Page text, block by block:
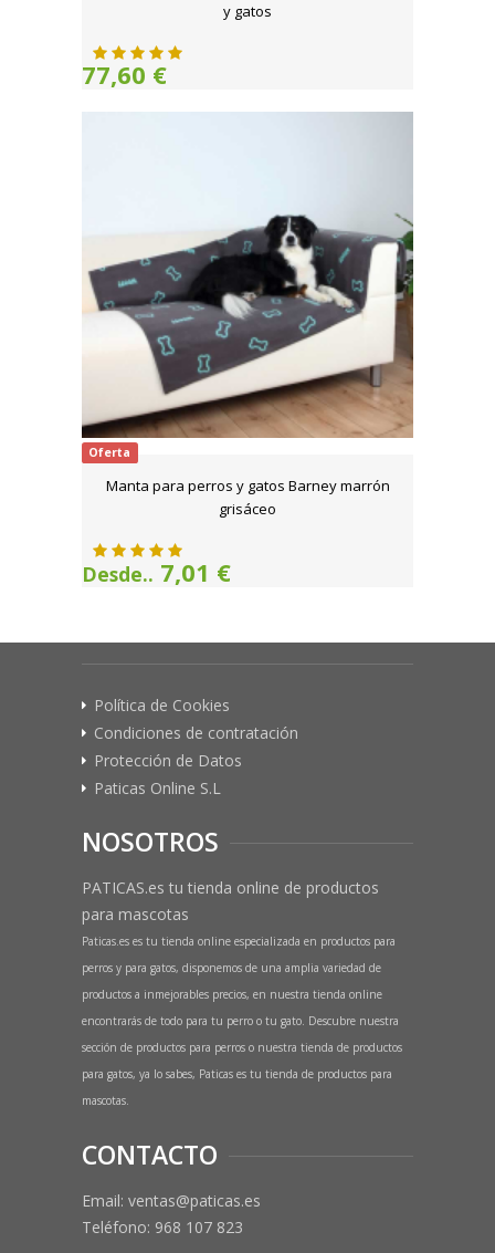
y gatos
77,60 €
Oferta
Manta para perros y gatos Barney marrón
grisáceo
Desde.. 7,01 €
Política de Cookies
Condiciones de contratación
Protección de Datos
Paticas Online S.L
NOSOTROS
PATICAS.es tu tienda online de productos
para mascotas
Paticas.es es tu tienda online especializada en productos para
perros y para gatos, disponemos de una amplia variedad de
productos a inmejorables precios, en nuestra tienda online
encontrarás de todo para tu perro o tu gato. Descubre nuestra
sección de productos para perros o nuestra tienda de productos
para gatos, ya lo sabes, Paticas es tu tienda de productos para
mascotas.
CONTACTO
Email: ventas@paticas.es
Teléfono: 968 107 823